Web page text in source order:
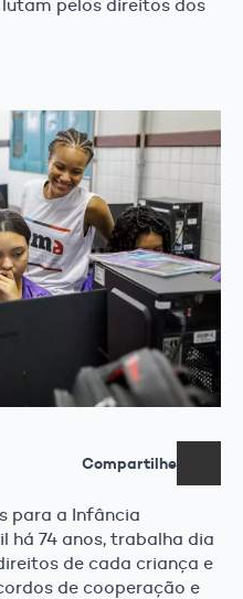
pelos direitos dos
Compartilhe
para a Infância
há 74 anos, trabalha dia
de cada criança e
de cooperação e